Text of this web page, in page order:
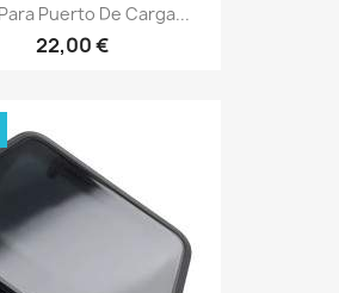
Puerto De Carga...
22,00 €